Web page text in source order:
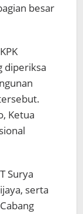
besar
diperiksa
Ketua
Surya
serta